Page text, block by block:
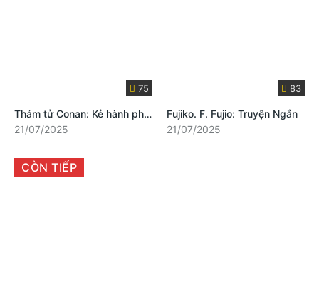
75
Thám tử Conan: Kẻ hành pháp Zero
21/07/2025
83
Fujiko. F. Fujio: Truyện Ngắn
21/07/2025
CÒN TIẾP